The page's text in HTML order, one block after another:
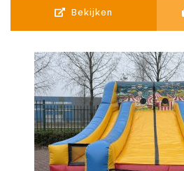
Bekijken